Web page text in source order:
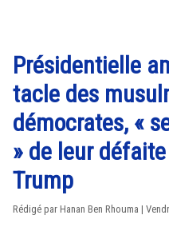
Présidentielle
tacle des
démocrates, «
» de leur
Trump
Rédigé par Hanan Ben Rhouma |